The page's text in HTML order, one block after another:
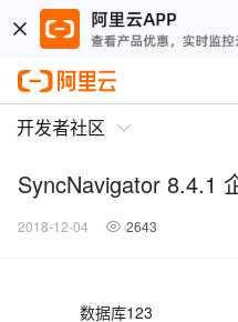
开发者社区
SyncNavigator 8.4.1
2018-12-04 2643
数据库123